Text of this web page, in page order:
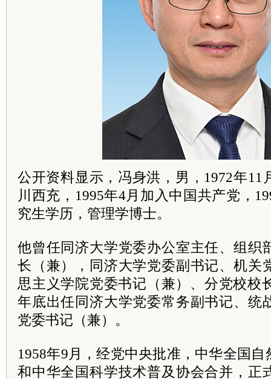
公开资料显示，冯身洪，男，1972年11
川西充，1995年4月加入中国共产党，
究生学历，管理学博士。
他曾任同济大学党委办公室主任、组织
长（兼），同济大学党委副书记、机关
思主义学院党委书记（兼）、分党校校
年底出任同济大学党委常务副书记、统
党委书记（兼）。
1958年9月，经党中央批准，中华全国
和中华全国科学技术普及协会合并，正